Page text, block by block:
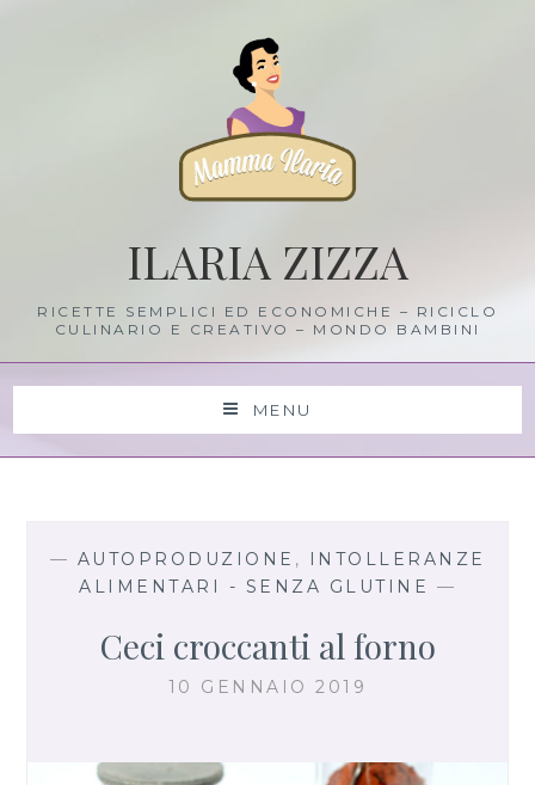
ILARIA ZIZZA
RICETTE SEMPLICI ED ECONOMICHE – RICICLO
CULINARIO E CREATIVO – MONDO BAMBINI
MENU
— AUTOPRODUZIONE ,
INTOLLERANZE
ALIMENTARI - SENZA GLUTINE —
Ceci croccanti al forno
10 GENNAIO 2019